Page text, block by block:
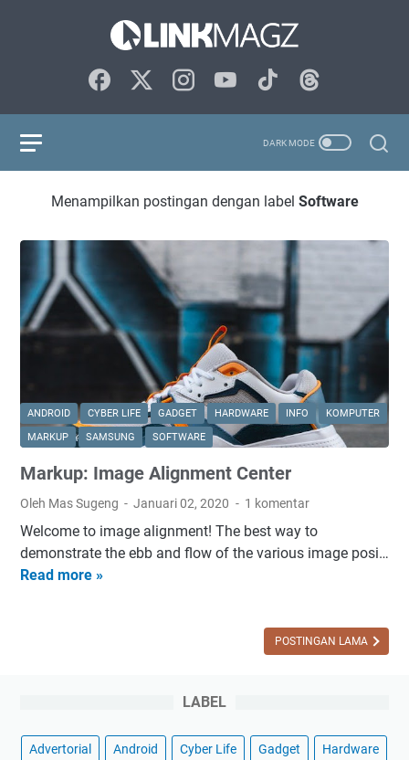
Menampilkan postingan dengan label Software
ANDROID CYBER LIFE GADGET HARDWARE INFO
KOMPUTER
MARKUP
SAMSUNG SOFTWARE
Markup: Image Alignment Center
Oleh Mas Sugeng Januari 02, 2020 1 komentar
Welcome to image alignment! The best way to
demonstrate the ebb and flow of the various image posi…
Read more »M
m
POSTINGAN LAMA
LABEL
Advertorial Android Cyber Life Gadget Hardware